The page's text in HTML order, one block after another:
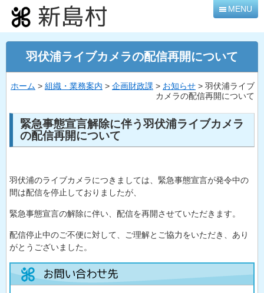
本
文
へ
移
MENU
羽伏浦ライブカメラの配信再開について
ホーム > 組織・業務案内 > 企画財政課 > お知らせ > 羽伏浦ライブ
カメラの配信再開について
緊急事態宣言解除に伴う羽伏浦ライブカメラ
の配信再開について
羽伏浦のライブカメラにつきましては、緊急事態宣言が発令中の
間は配信を停止しておりましたが、
緊急事態宣言の解除に伴い、配信を再開させていただきます。
配信停止中のご不便に対して、ご理解とご協力をいただき、あり
がとうございました。